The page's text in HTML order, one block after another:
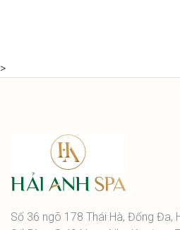
>
Số 36 ngõ 178 Thái Hà, Đống Đa,